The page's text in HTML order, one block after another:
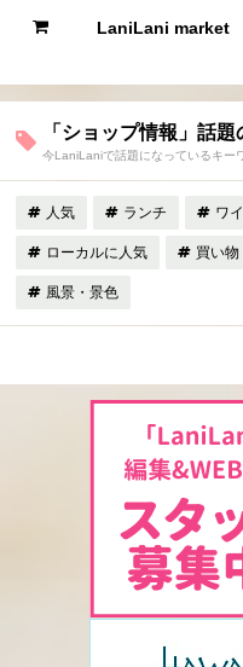
LaniLani market
「ショップ情報」話
今LaniLaniで話題になっているキー
人気 ランチ ワ
ローカルに人気 買い物
風景・景色